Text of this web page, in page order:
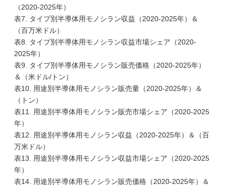
（2020-2025年）
表7. タイプ別半導体用モノシラン収益（2020-2025年）＆
（百万米ドル）
表8. タイプ別半導体用モノシラン収益市場シェア（2020-
2025年）
表9. タイプ別半導体用モノシラン販売価格（2020-2025年）
＆（米ドル/トン）
表10. 用途別半導体用モノシラン販売量（2020-2025年）＆
（トン）
表11. 用途別半導体用モノシラン販売市場シェア（2020-2025
年）
表12. 用途別半導体用モノシラン収益（2020-2025年）＆（百
万米ドル）
表13. 用途別半導体用モノシラン収益市場シェア（2020-2025
年）
表14. 用途別半導体用モノシラン販売価格（2020-2025年）＆